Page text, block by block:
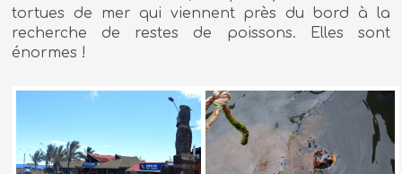
tortues de mer qui viennent près du bord à la
recherche de restes de poissons. Elles sont
énormes !